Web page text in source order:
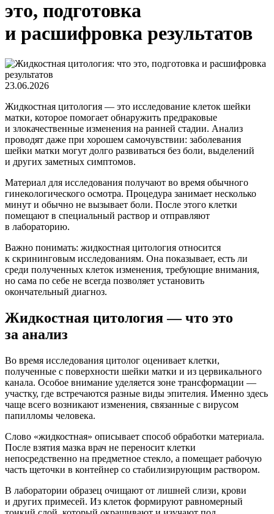
это, подготовка
и расшифровка результатов
23.06.2026
Жидкостная цитология — это исследование клеток шейки
матки, которое помогает обнаружить предраковые
и злокачественные изменения на ранней стадии. Анализ
проводят даже при хорошем самочувствии: заболевания
шейки матки могут долго развиваться без боли, выделений
и других заметных симптомов.
Материал для исследования получают во время обычного
гинекологического осмотра. Процедура занимает несколько
минут и обычно не вызывает боли. После этого клетки
помещают в специальный раствор и отправляют
в лабораторию.
Важно понимать: жидкостная цитология относится
к скрининговым исследованиям. Она показывает, есть ли
среди полученных клеток изменения, требующие внимания,
но сама по себе не всегда позволяет установить
окончательный диагноз.
Жидкостная цитология — что это
за анализ
Во время исследования цитолог оценивает клетки,
полученные с поверхности шейки матки и из цервикального
канала. Особое внимание уделяется зоне трансформации —
участку, где встречаются разные виды эпителия. Именно здесь
чаще всего возникают изменения, связанные с вирусом
папилломы человека.
Слово «жидкостная» описывает способ обработки материала.
После взятия мазка врач не переносит клетки
непосредственно на предметное стекло, а помещает рабочую
часть щеточки в контейнер со стабилизирующим раствором.
В лаборатории образец очищают от лишней слизи, крови
и других примесей. Из клеток формируют равномерный